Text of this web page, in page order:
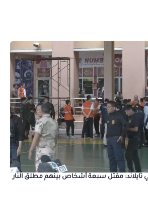
تايلاند: مقتل سبعة أشخاص بينهم مطلق النار